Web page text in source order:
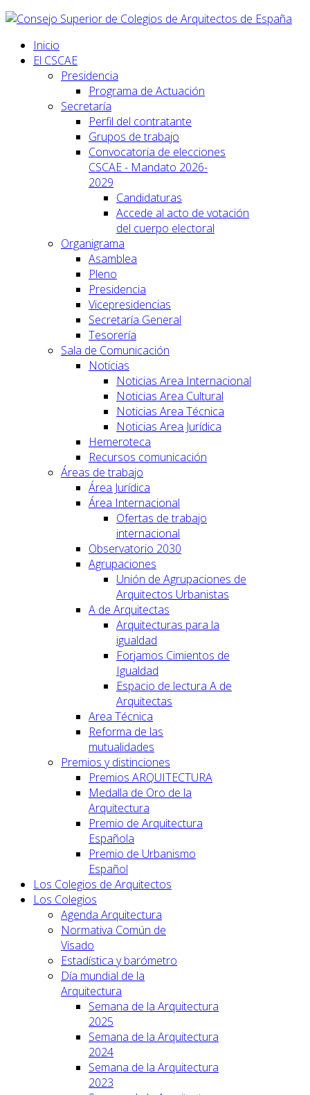
Inicio
El CSCAE
Presidencia
Programa de Actuación
Secretaría
Perfil del contratante
Grupos de trabajo
Convocatoria de elecciones
CSCAE - Mandato 2026-
2029
Candidaturas
Accede al acto de votación
del cuerpo electoral
Organigrama
Asamblea
Pleno
Presidencia
Vicepresidencias
Secretaría General
Tesorería
Sala de Comunicación
Noticias
Noticias Area Internacional
Noticias Area Cultural
Noticias Area Técnica
Noticias Area Jurídica
Hemeroteca
Recursos comunicación
Áreas de trabajo
Área Jurídica
Área Internacional
Ofertas de trabajo
internacional
Observatorio 2030
Agrupaciones
Unión de Agrupaciones de
Arquitectos Urbanistas
A de Arquitectas
Arquitecturas para la
igualdad
Forjamos Cimientos de
Igualdad
Espacio de lectura A de
Arquitectas
Area Técnica
Reforma de las
mutualidades
Premios y distinciones
Premios ARQUITECTURA
Medalla de Oro de la
Arquitectura
Premio de Arquitectura
Española
Premio de Urbanismo
Español
Los Colegios de Arquitectos
Los Colegios
Agenda Arquitectura
Normativa Común de
Visado
Estadística y barómetro
Día mundial de la
Arquitectura
Semana de la Arquitectura
2025
Semana de la Arquitectura
2024
Semana de la Arquitectura
2023